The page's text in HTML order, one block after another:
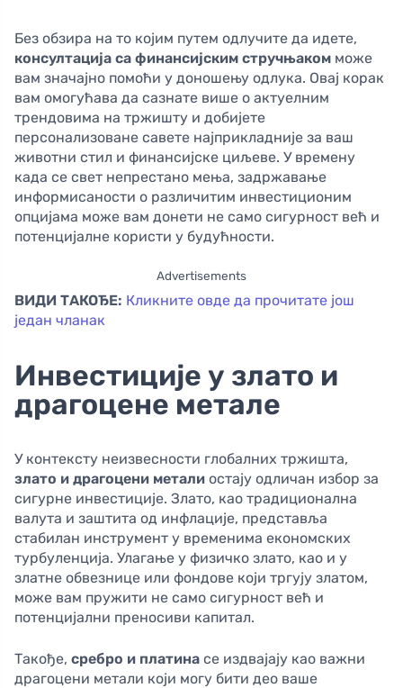
Без обзира на то којим путем одлучите да идете,
консултација са финансијским стручњаком може
вам значајно помоћи у доношењу одлука. Овај корак
вам омогућава да сазнате више о актуелним
трендовима на тржишту и добијете
персонализоване савете најприкладније за ваш
животни стил и финансијске циљеве. У времену
када се свет непрестано мења, задржавање
информисаности о различитим инвестиционим
опцијама може вам донети не само сигурност већ и
потенцијалне користи у будућности.
Advertisements
ВИДИ ТАКОЂЕ: Кликните овде да прочитате још
један чланак
Инвестиције у злато и
драгоцене метале
У контексту неизвесности глобалних тржишта,
злато и драгоцени метали остају одличан избор за
сигурне инвестиције. Злато, као традиционална
валута и заштита од инфлације, представља
стабилан инструмент у временима економских
турбуленција. Улагање у физичко злато, као и у
златне обвезнице или фондове који тргују златом,
може вам пружити не само сигурност већ и
потенцијални преносиви капитал.
Такође, сребро и платина се издвајају као важни
драгоцени метали који могу бити део ваше